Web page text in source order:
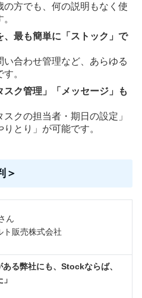
の方でも、何の説明もなく使
、最も簡単に「ストック」で
合わせ管理など、あらゆる
。
ク管理」「メッセージ」も
クの担当者・期日の設定」
とり」が可能です。
＞
ん
ト販売株式会社
ある弊社にも、Stockならば、